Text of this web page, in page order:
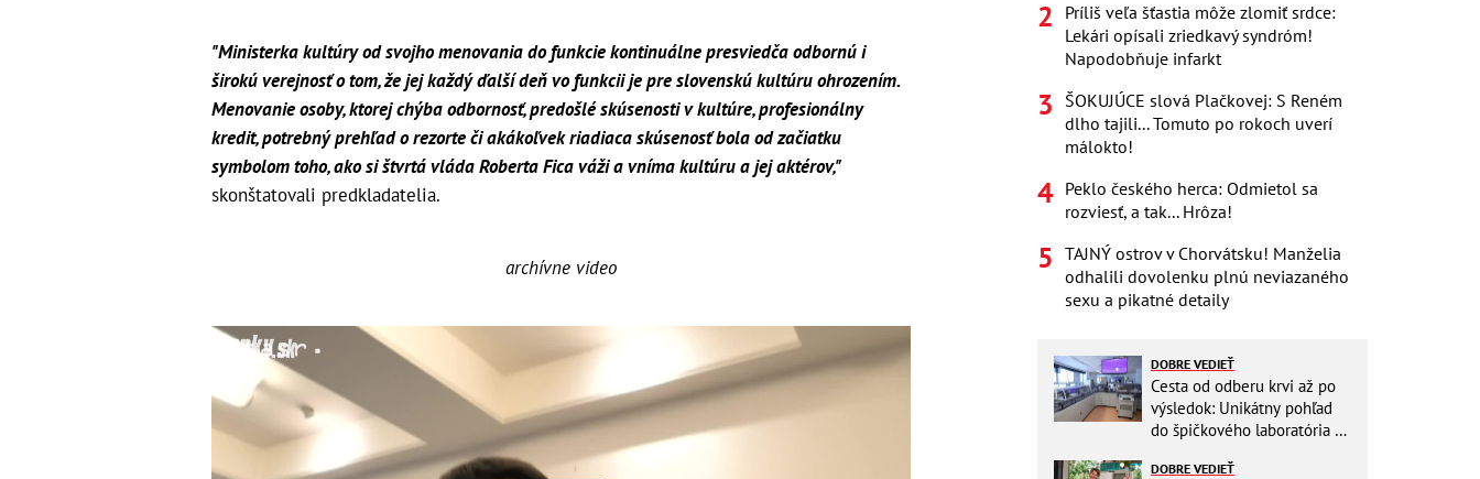
"Ministerka kultúry od svojho menovania do funkcie kontinuálne presviedča odbornú i
širokú verejnosť o tom, že jej každý ďalší deň vo funkcii je pre slovenskú kultúru ohrozením.
Menovanie osoby, ktorej chýba odbornosť, predošlé skúsenosti v kultúre, profesionálny
kredit, potrebný prehľad o rezorte či akákoľvek riadiaca skúsenosť bola od začiatku
symbolom toho, ako si štvrtá vláda Roberta Fica váži a vníma kultúru a jej aktérov,"
skonštatovali predkladatelia.
archívne video
Príliš veľa šťastia môže zlomiť srdce:
Lekári opísali zriedkavý syndróm!
Napodobňuje infarkt
ŠOKUJÚCE slová Plačkovej: S Reném
dlho tajili... Tomuto po rokoch uverí
málokto!
Peklo českého herca: Odmietol sa
rozviesť, a tak... Hrôza!
TAJNÝ ostrov v Chorvátsku! Manželia
odhalili dovolenku plnú neviazaného
sexu a pikatné detaily
DOBRE VEDIEŤ
Cesta od odberu krvi až po
výsledok: Unikátny pohľad
do špičkového laboratória na
DOBRE VEDIEŤ